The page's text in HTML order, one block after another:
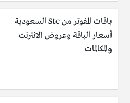
باقات المفوتر من Stc السعودية
أسعار الباقة وعروض الانترنت
والمكالمات